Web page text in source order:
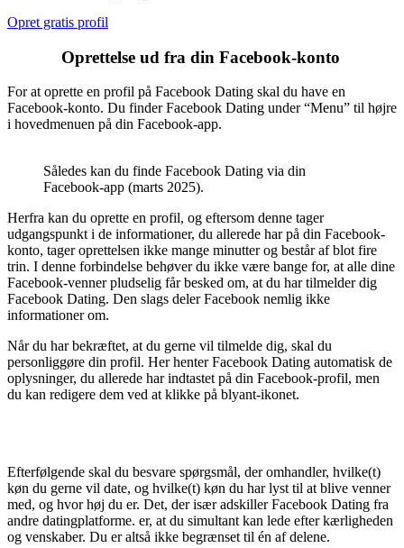
Opret gratis profil
Oprettelse ud fra din Facebook-konto
For at oprette en profil på Facebook Dating skal du have en
Facebook-konto. Du finder Facebook Dating under “Menu” til højre
i hovedmenuen på din Facebook-app.
Således kan du finde Facebook Dating via din
Facebook-app (marts 2025).
Herfra kan du oprette en profil, og eftersom denne tager
udgangspunkt i de informationer, du allerede har på din Facebook-
konto, tager oprettelsen ikke mange minutter og består af blot fire
trin. I denne forbindelse behøver du ikke være bange for, at alle dine
Facebook-venner pludselig får besked om, at du har tilmelder dig
Facebook Dating. Den slags deler Facebook nemlig ikke
informationer om.
Når du har bekræftet, at du gerne vil tilmelde dig, skal du
personliggøre din profil. Her henter Facebook Dating automatisk de
oplysninger, du allerede har indtastet på din Facebook-profil, men
du kan redigere dem ved at klikke på blyant-ikonet.
Efterfølgende skal du besvare spørgsmål, der omhandler, hvilke(t)
køn du gerne vil date, og hvilke(t) køn du har lyst til at blive venner
med, og hvor høj du er. Det, der især adskiller Facebook Dating fra
andre datingplatforme. er, at du simultant kan lede efter kærligheden
og venskaber. Du er altså ikke begrænset til én af delene.